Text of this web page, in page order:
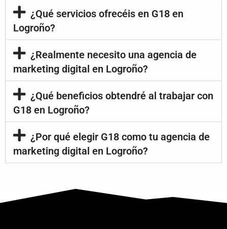
¿Qué servicios ofrecéis en G18 en
Logroño?
¿Realmente necesito una agencia de
marketing digital en Logroño?
¿Qué beneficios obtendré al trabajar con
G18 en Logroño?
¿Por qué elegir G18 como tu agencia de
marketing digital en Logroño?